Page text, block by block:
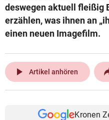
deswegen aktuell fleißig
erzählen, was ihnen an
einen neuen Imagefilm.
play_arrow Artikel anhören
Kronen